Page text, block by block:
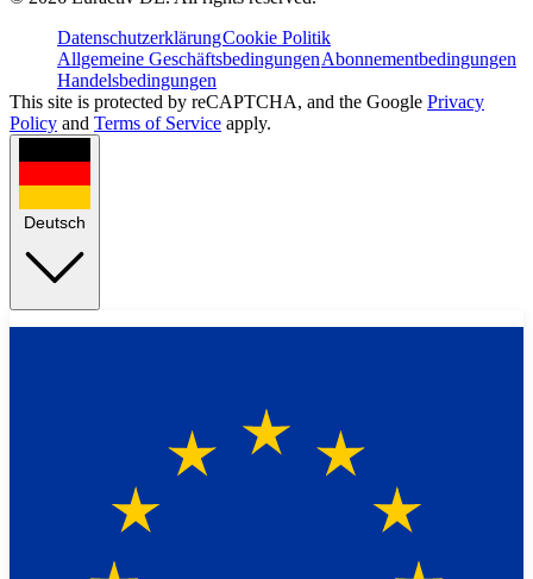
DatenschutzerklärungCookie Politik
Allgemeine GeschäftsbedingungenAbonnementbedingungen
Handelsbedingungen
This site is protected by reCAPTCHA, and the Google Privacy
Policy and Terms of Service apply.
Deutsch